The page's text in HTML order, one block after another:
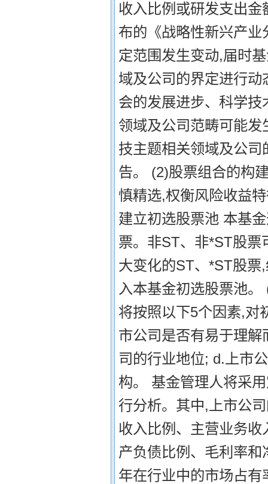
收入比例或研发支出
布的《战略性新兴产
定范围发生变动,届时
域及公司的界定进行
会的发展进步、科学
领域及公司范畴可能
技主题相关领域及公
告。 (2)股票组合的构
慎精选,权衡风险收益
建立初选股票池 本基
票。非ST、非*ST股票
大变化的ST、*ST股票
入本基金初选股票池
将按照以下5个因素,对
市公司是否有易于理
司的行业地位; d.上市
构。 基金管理人将采
行分析。其中,上市公
收入比例、主营业务
产负债比例、毛利率
年在行业中的市场占